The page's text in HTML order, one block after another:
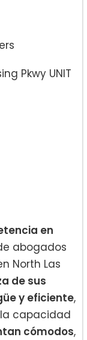
Pkwy UNIT
en
abogados
North Las
de sus
y eficiente,
capacidad
cómodos,